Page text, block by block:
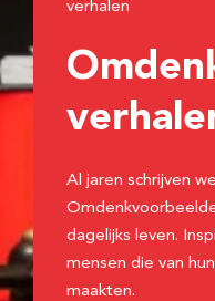
verhalen
Al jaren schrijven
dagelijks leven.
mensen die van
maakten.